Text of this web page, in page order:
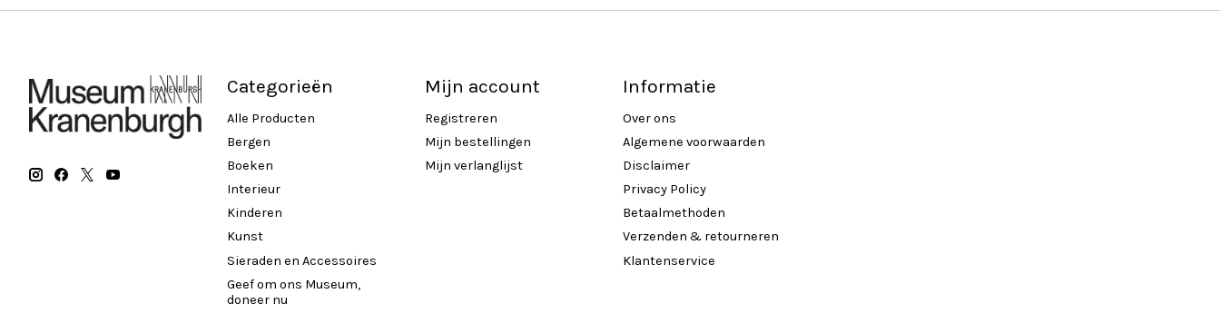
Categorieën
Alle Producten
Bergen
Boeken
Interieur
Kinderen
Kunst
Sieraden en Accessoires
Geef om ons Museum,
doneer nu
Mijn account
Registreren
Mijn bestellingen
Mijn verlanglijst
Informatie
Over ons
Algemene voorwaarden
Disclaimer
Privacy Policy
Betaalmethoden
Verzenden & retourneren
Klantenservice